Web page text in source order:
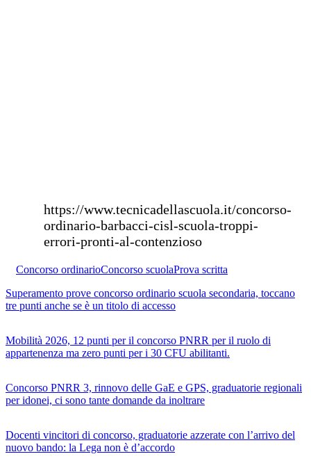
https://www.tecnicadellascuola.it/concorso-
ordinario-barbacci-cisl-scuola-troppi-
errori-pronti-al-contenzioso
Concorso ordinarioConcorso scuolaProva scritta
Superamento prove concorso ordinario scuola secondaria, toccano
tre punti anche se è un titolo di accesso
Mobilità 2026, 12 punti per il concorso PNRR per il ruolo di
appartenenza ma zero punti per i 30 CFU abilitanti.
Concorso PNRR 3, rinnovo delle GaE e GPS, graduatorie regionali
per idonei, ci sono tante domande da inoltrare
Docenti vincitori di concorso, graduatorie azzerate con l’arrivo del
nuovo bando: la Lega non è d’accordo